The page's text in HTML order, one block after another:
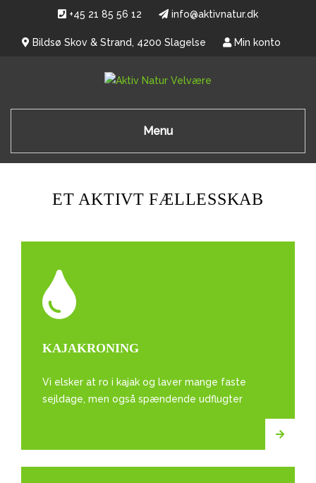
+45 21 85 56 12 info@aktivnatur.dk
Bildsø Skov & Strand, 4200 Slagelse Min konto
Menu
ET AKTIVT FÆLLESSKAB
KAJAKRONING
Vi elsker at ro i kajak og laver mange faste
sejldage, men også spændende udflugter